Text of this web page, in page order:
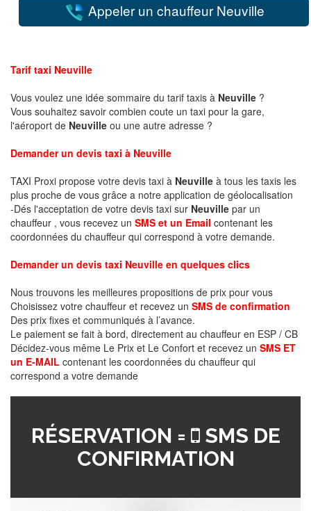
Appeler un chauffeur Neuville
Tarif taxi Neuville
Vous voulez une idée sommaire du tarif taxis à Neuville ?
Vous souhaitez savoir combien coute un taxi pour la gare,
l'aéroport de Neuville ou une autre adresse ?
Demander un devis taxi à Neuville
TAXI Proxi propose votre devis taxi à Neuville à tous les taxis les
plus proche de vous grâce a notre application de géolocalisation
-Dés l'acceptation de votre devis taxi sur Neuville par un
chauffeur , vous recevez un SMS et un Email contenant les
coordonnées du chauffeur qui correspond à votre demande.
Demander un devis taxi Neuville en quelques clics
Nous trouvons les meilleures propositions de prix pour vous
Choisissez votre chauffeur et recevez un SMS de confirmation
Des prix fixes et communiqués à l’avance.
Le paiement se fait à bord, directement au chauffeur en ESP / CB
Décidez-vous même Le Prix et Le Confort et recevez un SMS ET
un E-MAIL contenant les coordonnées du chauffeur qui
correspond a votre demande
RÉSERVATION =
SMS DE
CONFIRMATION